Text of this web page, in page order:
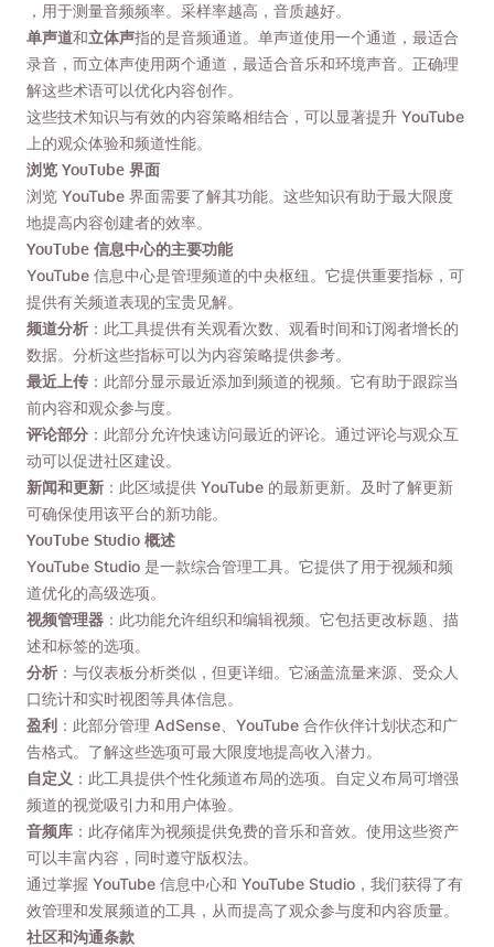
，用于测量音频频率。采样率越高，音质越好。
单声道和立体声指的是音频通道。单声道使用一个通道，最适合
录音，而立体声使用两个通道，最适合音乐和环境声音。正确理
解这些术语可以优化内容创作。
这些技术知识与有效的内容策略相结合，可以显著提升 YouTube
上的观众体验和频道性能。
浏览 YouTube 界面
浏览 YouTube 界面需要了解其功能。这些知识有助于最大限度
地提高内容创建者的效率。
YouTube 信息中心的主要功能
YouTube 信息中心是管理频道的中央枢纽。它提供重要指标，可
提供有关频道表现的宝贵见解。
频道分析 ：此工具提供有关观看次数、观看时间和订阅者增长的
数据。分析这些指标可以为内容策略提供参考。
最近上传 ：此部分显示最近添加到频道的视频。它有助于跟踪当
前内容和观众参与度。
评论部分 ：此部分允许快速访问最近的评论。通过评论与观众互
动可以促进社区建设。
新闻和更新 ：此区域提供 YouTube 的最新更新。及时了解更新
可确保使用该平台的新功能。
YouTube Studio 概述
YouTube Studio 是一款综合管理工具。它提供了用于视频和频
道优化的高级选项。
视频管理器 ：此功能允许组织和编辑视频。它包括更改标题、描
述和标签的选项。
分析 ：与仪表板分析类似，但更详细。它涵盖流量来源、受众人
口统计和实时视图等具体信息。
盈利 ：此部分管理 AdSense、YouTube 合作伙伴计划状态和广
告格式。了解这些选项可最大限度地提高收入潜力。
自定义 ：此工具提供个性化频道布局的选项。自定义布局可增强
频道的视觉吸引力和用户体验。
音频库 ：此存储库为视频提供免费的音乐和音效。使用这些资产
可以丰富内容，同时遵守版权法。
通过掌握 YouTube 信息中心和 YouTube Studio，我们获得了有
效管理和发展频道的工具，从而提高了观众参与度和内容质量。
社区和沟通条款
勾选此选项，即表示您同意我们的 隐私政策